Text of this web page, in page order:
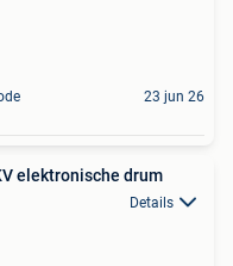
23 jun 26
elektronische drum
Details